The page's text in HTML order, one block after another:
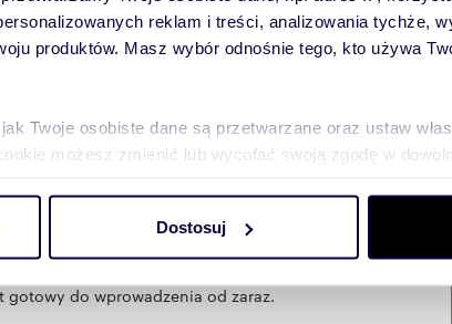
reklam i treści, analizowania tychże,
produktów. Masz wybór odnośnie tego, kto używa
Twoje osobiste dane są przetwarzane oraz ustaw
możesz zmienić lub wycofać swoją zgodę w
tym, jak korzystasz z naszej witryny, udostępniamy
mogą połączyć te informacje z innymi danymi
usług.
Dostosuj
położony w Siołkowej. To idealna propozycja dla
do wprowadzenia od zaraz.